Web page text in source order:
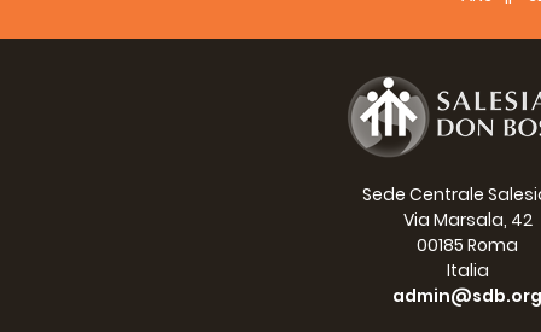
alla
Sede Centrale
Via Marsala, 42
00185 Roma
Italia
admin@sdb.org